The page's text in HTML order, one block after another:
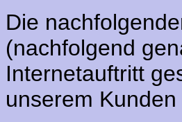
Die
(nachfolgend
Internetauftritt
unserem